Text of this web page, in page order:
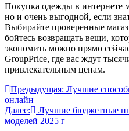
Покупка одежды в интернете
но и очень выгодной, если
Выбирайте проверенные
бойтесь возвращать вещи,
экономить можно прямо
GroupPrice, где вас ждут
привлекательным ценам.
Навигация
по
записям
Предыдущая: Лучшие
онлайн
Далее:
Лучшие бюджетные
моделей 2025 г